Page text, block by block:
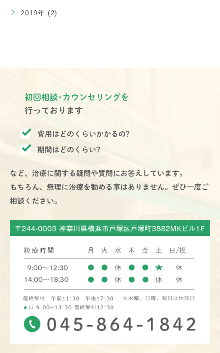
2019年 (2)
初回相談･カウンセリングを
行っております
費用はどのくらいかかるの?
期間はどのくらい?
など、治療に関する疑問や質問にお答えしています。
もちろん、無理に治療を勧める事はありません。ぜひ一度ご
相談ください。